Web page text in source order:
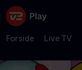
Forside Live TV